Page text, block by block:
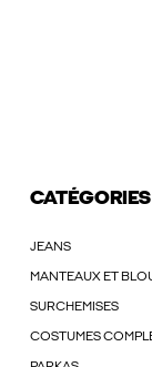
JEANS
MANTEAUX ET
SURCHEMISES
COSTUMES